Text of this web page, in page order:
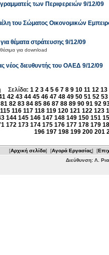
γραμματείς των Περιφερειών 9/12/09
του Σώματος Οικονομικών
θέματα στράτευσης 9/12/09
για download
νέος διευθυντής του ΟΑΕΔ 9/12/09
Σελίδα: 1 2 3 4 5 6 7 8 9 10 11 12 13
42 43 44 45 46 47 48 49 50 51 52 53
81 82 83 84 85 86 87 88 89 90 91 92
115 116 117 118 119 120 121 122 123
144 145 146 147 148 149 150 151
172 173 174 175 176 177 178 179
196 197 198 199 200 201
[Αρχική σελίδα] [Αγορά Εργασίας] [
Διεύθυνση: Λ.